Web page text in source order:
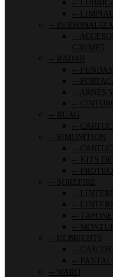
G36/MP5
RADAR
ARNÉS
RUAG
SIMUNITION
KITS
SUREFIRE
ULBRICHTS
WARQ